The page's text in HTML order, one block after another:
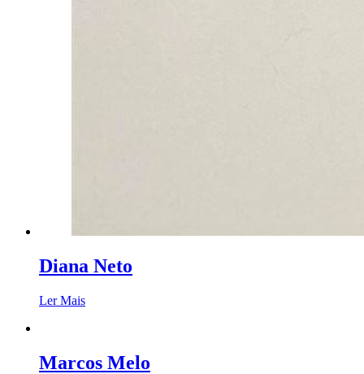
Diana Neto
Ler Mais
Marcos Melo